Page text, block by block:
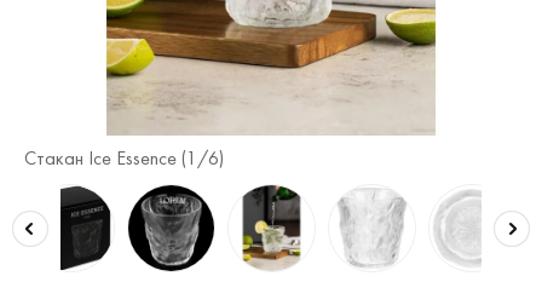
Стакан Ice Essence (1 /6)